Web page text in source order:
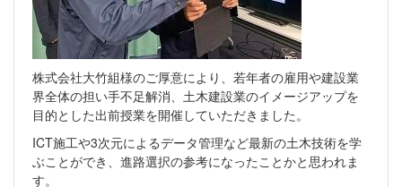
株式会社大竹組様のご厚意により、若年者の雇用や建設業
界全体の担い手不足解消、土木建設業のイメージアップを
目的とした出前授業を開催していただきました。
ICT施工や3次元によるデータ管理など最新の土木技術を学
ぶことができ、進路選択の参考になったことかと思われま
す。